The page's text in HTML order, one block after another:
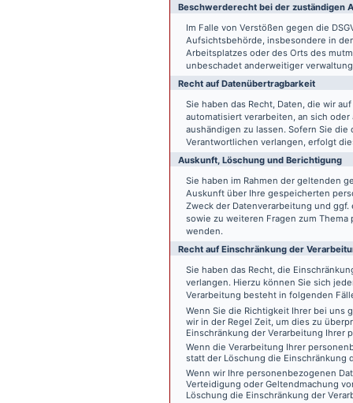
Beschwerde­recht bei der zuständigen
Im Falle von Verstößen gegen die
Aufsichtsbehörde, insbesondere in
Arbeitsplatzes oder des Orts des
unbeschadet anderweitiger
Recht auf Daten­übertrag­barkeit
Sie haben das Recht, Daten, die wir
automatisiert verarbeiten, an sich
aushändigen zu lassen. Sofern Sie
Verantwortlichen verlangen, erfolgt
Auskunft, Löschung und Berichtigung
Sie haben im Rahmen der geltenden
Auskunft über Ihre gespeicherten
Zweck der Datenverarbeitung und
sowie zu weiteren Fragen zum
wenden.
Recht auf Einschränkung der
Sie haben das Recht, die
verlangen. Hierzu können Sie sich
Verarbeitung besteht in folgenden
Wenn Sie die Richtigkeit Ihrer bei
wir in der Regel Zeit, um dies zu
Einschränkung der Verarbeitung Ihrer
Wenn die Verarbeitung Ihrer
statt der Löschung die Einschränkung
Wenn wir Ihre personenbezogenen
Verteidigung oder Geltendmachung
Löschung die Einschränkung der